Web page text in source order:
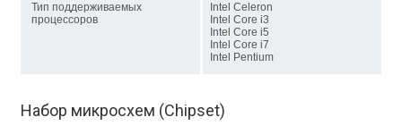
Тип поддерживаемых
процессоров
Intel Celeron
Intel Core i3
Intel Core i5
Intel Core i7
Intel Pentium
Набор микросхем (Chipset)